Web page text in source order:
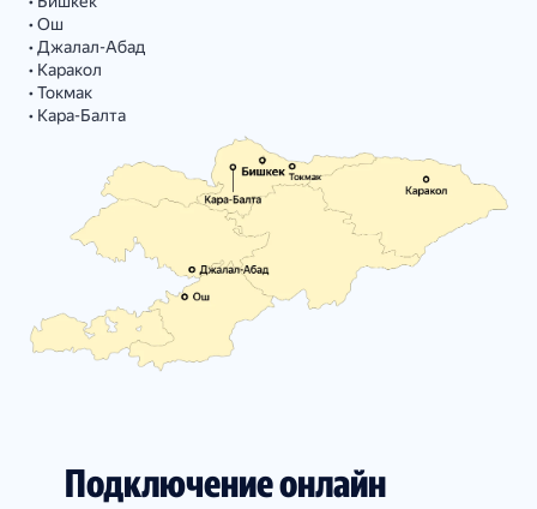
• Ош
• Джалал-Абад
• Каракол
• Токмак
• Кара-Балта
Подключение онлайн